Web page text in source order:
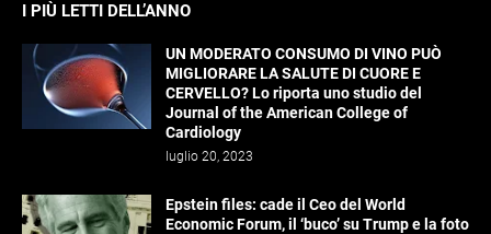
I PIÙ LETTI DELL’ANNO
UN MODERATO CONSUMO DI VINO PUÒ
MIGLIORARE LA SALUTE DI CUORE E
CERVELLO? Lo riporta uno studio del
Journal of the American College of
Cardiology
luglio 20, 2023
Epstein files: cade il Ceo del World
Economic Forum, il ‘buco’ su Trump e la foto